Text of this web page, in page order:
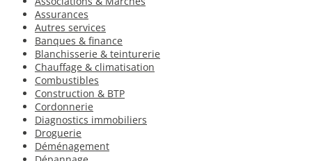
Assurances
Autres services
Banques & finance
Blanchisserie & teinturerie
Chauffage & climatisation
Combustibles
Construction & BTP
Cordonnerie
Diagnostics immobiliers
Droguerie
Déménagement